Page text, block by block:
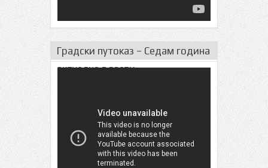
Градски путоказ – Седам година
актуeлне власти